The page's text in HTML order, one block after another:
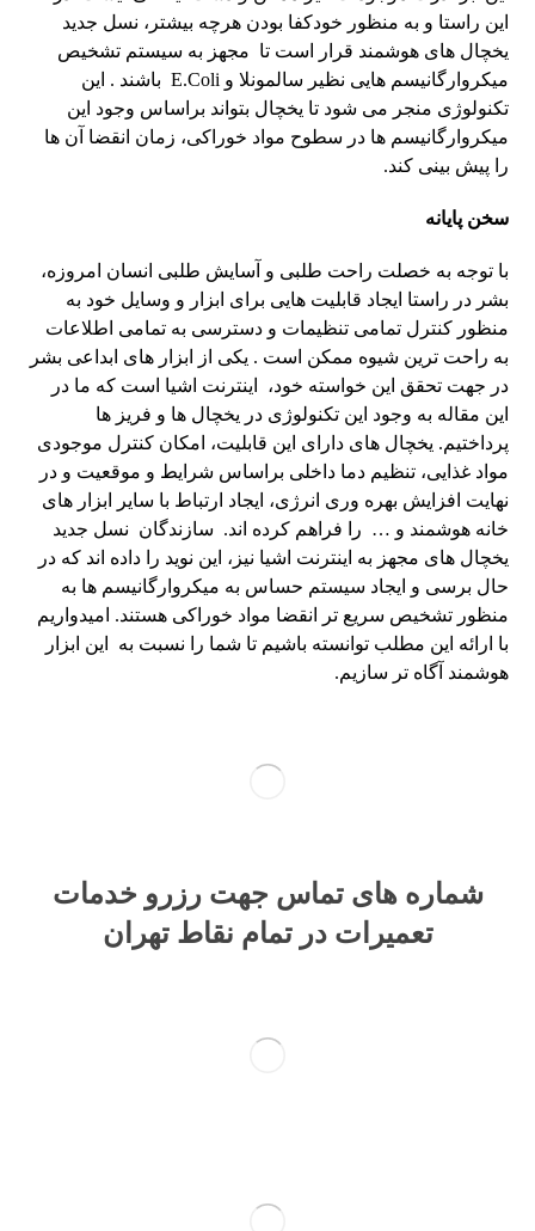
این راستا و به منظور خودکفا بودن هرچه بیشتر، نسل جدید
یخچال های هوشمند قرار است تا مجهز به سیستم تشخیص
میکروارگانیسم هایی نظیر سالمونلا و E.Coli باشند . این
تکنولوژی منجر می شود تا یخچال بتواند براساس وجود این
میکروارگانیسم ها در سطوح مواد خوراکی، زمان انقضا آن ها
را پیش بینی کند.
سخن پایانه
با توجه به خصلت راحت طلبی و آسایش طلبی انسان امروزه،
بشر در راستا ایجاد قابلیت هایی برای ابزار و وسایل خود به
منظور کنترل تمامی تنظیمات و دسترسی به تمامی اطلاعات
به راحت ترین شیوه ممکن است . یکی از ابزار های ابداعی بشر
در جهت تحقق این خواسته خود، اینترنت اشیا است که ما در
این مقاله به وجود این تکنولوژی در یخچال ها و فریز ها
پرداختیم. یخچال های دارای این قابلیت، امکان کنترل موجودی
مواد غذایی، تنظیم دما داخلی براساس شرایط و موقعیت و در
نهایت افزایش بهره وری انرژی، ایجاد ارتباط با سایر ابزار های
خانه هوشمند و … را فراهم کرده اند. سازندگان نسل جدید
یخچال های مجهز به اینترنت اشیا نیز، این نوید را داده اند که در
حال برسی و ایجاد سیستم حساس به میکروارگانیسم ها به
منظور تشخیص سریع تر انقضا مواد خوراکی هستند. امیدواریم
با ارائه این مطلب توانسته باشیم تا شما را نسبت به این ابزار
هوشمند آگاه تر سازیم.
شماره های تماس​ جهت رزرو خدمات
تعمیرات در تمام نقاط تهران